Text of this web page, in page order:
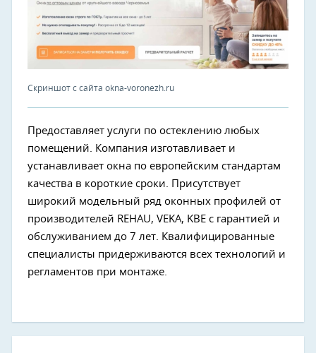
Скриншот с сайта okna-voronezh.ru
Предоставляет услуги по остеклению любых
помещений. Компания изготавливает и
устанавливает окна по европейским стандартам
качества в короткие сроки. Присутствует
широкий модельный ряд оконных профилей от
производителей REHAU, VEKA, KBE с гарантией и
обслуживанием до 7 лет. Квалифицированные
специалисты придерживаются всех технологий и
регламентов при монтаже.